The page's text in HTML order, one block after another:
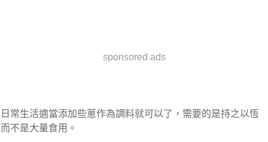
sponsored ads
日常生活適當添加些蔥作為調料就可以了，需要的是持之以恆
而不是大量食用。